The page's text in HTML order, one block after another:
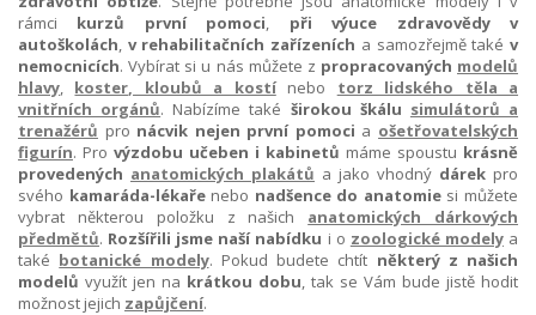
rámci kurzů první pomoci, při výuce zdravovědy v
autoškolách, v rehabilitačních zařízeních a samozřejmě takév
nemocnicích. Vybírat si u nás můžete z propracovaných modelů
hlavy, koster, kloubů a kostínebo torz lidského těla a
vnitřních orgánů. Nabízíme také širokou škálu simulátorů a
trenažérů pro nácvik nejen první pomoci a ošetřovatelských
figurín. Pro výzdobu učeben i kabinetů máme spoustu krásně
provedených anatomických plakátů a jako vhodný dárek pro
svého kamaráda-lékařenebo nadšence do anatomiesi můžete
vybrat některou položku z našich anatomických dárkových
předmětů. Rozšířili jsme naší nabídku i o zoologické modelya
také botanické modely. Pokud budete chtít některý z našich
modelů využít jen na krátkou dobu, tak se Vám bude jistě hodit
možnost jejich zapůjčení.